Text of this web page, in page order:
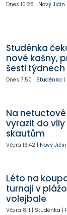
Dnes 10:28 | Nový Jičín
Studénka
nové kašny,
šesti
Dnes 7:50 | Studénka |
Na
vyrazit do
skautům
Včera 16:42| Nový Jičín
Léto na
turnaji v
volejbale
Včera 8:11 | Studénka |